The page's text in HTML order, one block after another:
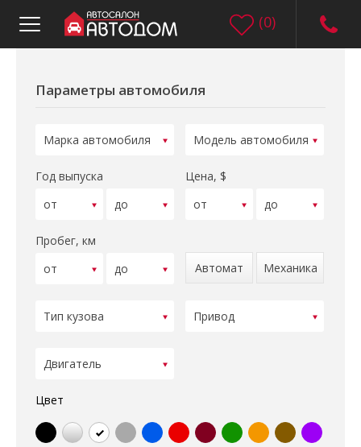
(0)
Параметры автомобиля
Год выпуска Цена, $
Пробег, км
Автомат
Механика
Цвет